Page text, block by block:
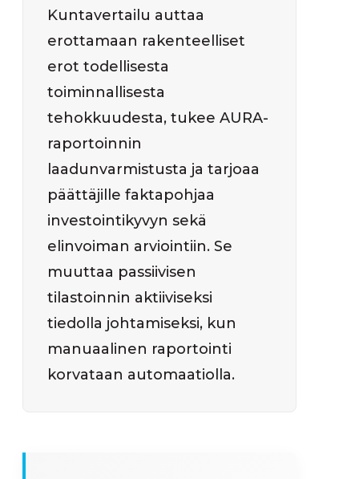
Kuntavertailu auttaa
erottamaan rakenteelliset
erot todellisesta
toiminnallisesta
tehokkuudesta, tukee AURA-
raportoinnin
laadunvarmistusta ja tarjoaa
päättäjille faktapohjaa
investointikyvyn sekä
elinvoiman arviointiin. Se
muuttaa passiivisen
tilastoinnin aktiiviseksi
tiedolla johtamiseksi, kun
manuaalinen raportointi
korvataan automaatiolla.